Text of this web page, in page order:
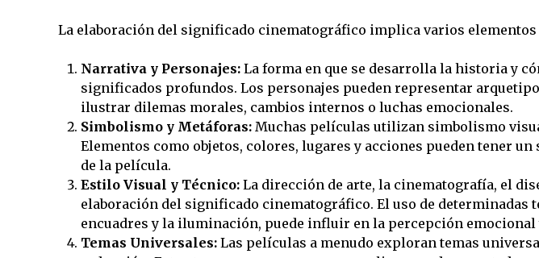
La elaboración del significado cinematográfico implica varios elementos
Narrativa y Personajes:La forma en que se desarrolla la historia y
significados profundos. Los personajes pueden representar
ilustrar dilemas morales, cambios internos o luchas emocionales.
Simbolismo y Metáforas:Muchas películas utilizan simbolismo
Elementos como objetos, colores, lugares y acciones pueden tener
de la película.
Estilo Visual y Técnico:La dirección de arte, la cinematografía, el
elaboración del significado cinematográfico. El uso de
encuadres y la iluminación, puede influir en la percepción emocional
Temas Universales:Las películas a menudo exploran temas